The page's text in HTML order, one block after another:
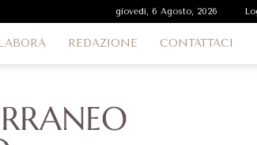
giovedì, 6 Agosto, 2026
REDAZIONE CONTATTACI